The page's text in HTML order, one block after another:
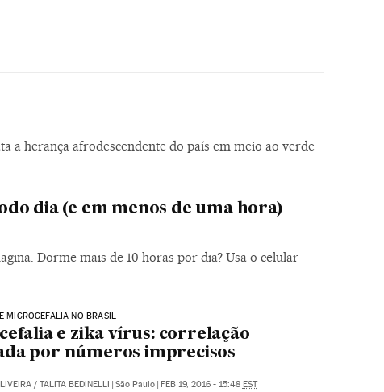
a herança afrodescendente do país em meio ao verde
dia (e em menos de uma hora)
Dorme mais de 10 horas por dia? Usa o celular
MICROCEFALIA NO BRASIL
e zika vírus: correlação
por números imprecisos
/ TALITA BEDINELLI | São Paulo | FEB 19, 2016 - 15:48 EST